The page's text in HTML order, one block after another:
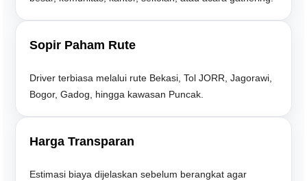
Sopir Paham Rute
Driver terbiasa melalui rute Bekasi, Tol JORR, Jagorawi,
Bogor, Gadog, hingga kawasan Puncak.
Harga Transparan
Estimasi biaya dijelaskan sebelum berangkat agar